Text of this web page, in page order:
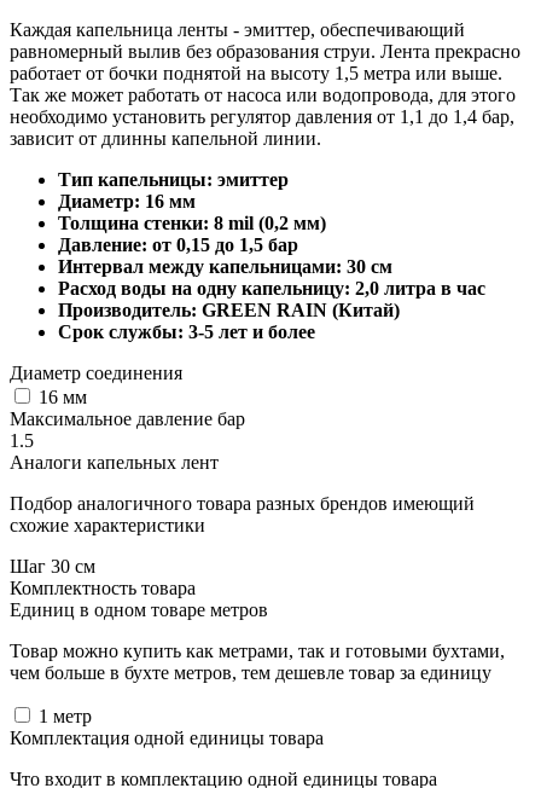
Каждая капельница ленты - эмиттер, обеспечивающий
равномерный вылив без образования струи. Лента прекрасно
работает от бочки поднятой на высоту 1,5 метра или выше.
Так же может работать от насоса или водопровода, для этого
необходимо установить регулятор давления от 1,1 до 1,4 бар,
зависит от длинны капельной линии.
Тип капельницы: эмиттер
Диаметр: 16 мм
Толщина стенки: 8 mil (0,2 мм)
Давление: от 0,15 до 1,5 бар
Интервал между капельницами: 30 см
Расход воды на одну капельницу: 2,0 литра в час
Производитель: GREEN RAIN (Китай)
Срок службы: 3-5 лет и более
Диаметр соединения
16 мм
Максимальное давление бар
1.5
Аналоги капельных лент
Подбор аналогичного товара разных брендов имеющий
схожие характеристики
Шаг 30 см
Комплектность товара
Единиц в одном товаре метров
Товар можно купить как метрами, так и готовыми бухтами,
чем больше в бухте метров, тем дешевле товар за единицу
1 метр
Комплектация одной единицы товара
Что входит в комплектацию одной единицы товара